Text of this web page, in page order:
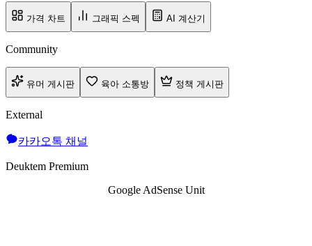
가격 차트 그래픽 스펙 AI 계산기
Community
유머 게시판 육아 소통방 정책 게시판
External
카카오톡 채널
Deuktem Premium
Google AdSense Unit